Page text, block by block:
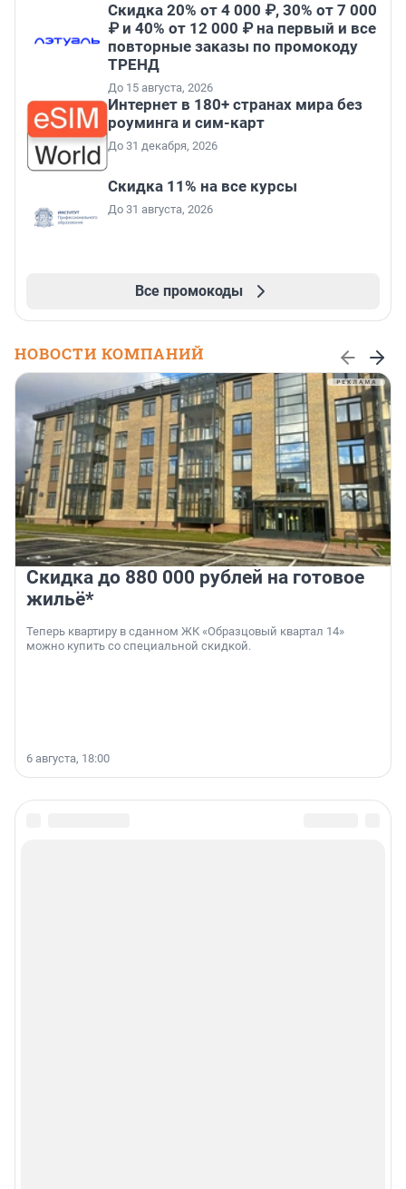
Скидка 20% от 4 000 ₽, 30% от 7 000
₽ и 40% от 12 000 ₽ на первый и все
повторные заказы по промокоду
ТРЕНД
До 15 августа, 2026
Интернет в 180+ странах мира без
роуминга и сим-карт
До 31 декабря, 2026
Скидка 11% на все курсы
До 31 августа, 2026
Все промокоды
НОВОСТИ КОМПАНИЙ
Скидка до 880 000 рублей на готовое
жильё*
Теперь квартиру в сданном ЖК «Образцовый квартал 14»
можно купить со специальной скидкой.
6 августа, 18:00